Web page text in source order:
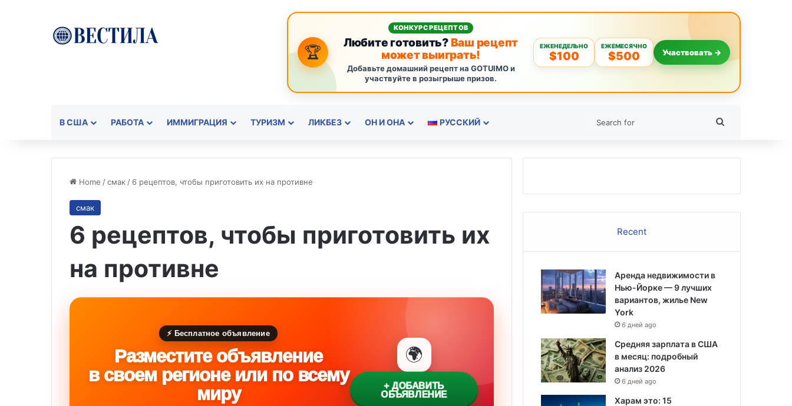
🏆
КОНКУРС РЕЦЕПТОВ
Любите готовить?Ваш рецепт
может выиграть!
Добавьте домашний рецепт на GOTUIMO и
участвуйте в розыгрыше призов.
ЕЖЕНЕДЕЛЬНО
$100
ЕЖЕМЕСЯЧНО
$500 Участвовать →
В США РАБОТА ИММИГРАЦИЯ ТУРИЗМ ЛИКБЕЗ ОН И ОНА РУССКИЙ
Home /смак / 6 рецептов, чтобы приготовить их на противне
смак
6 рецептов, чтобы приготовить их
на противне
⚡ Бесплатное объявление
Разместите объявление
в своем регионе или по всему
миру
🌍
+ ДОБАВИТЬ
ОБЪЯВЛЕНИЕ
Recent
Аренда недвижимости в
Нью-Йорке — 9 лучших
вариантов, жилье New
York
6 дней ago
Средняя зарплата в США
в месяц: подробный
анализ 2026
6 дней ago
Харам это: 15